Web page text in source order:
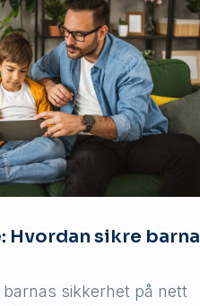
Hvordan sikre barna
barnas sikkerhet på nett